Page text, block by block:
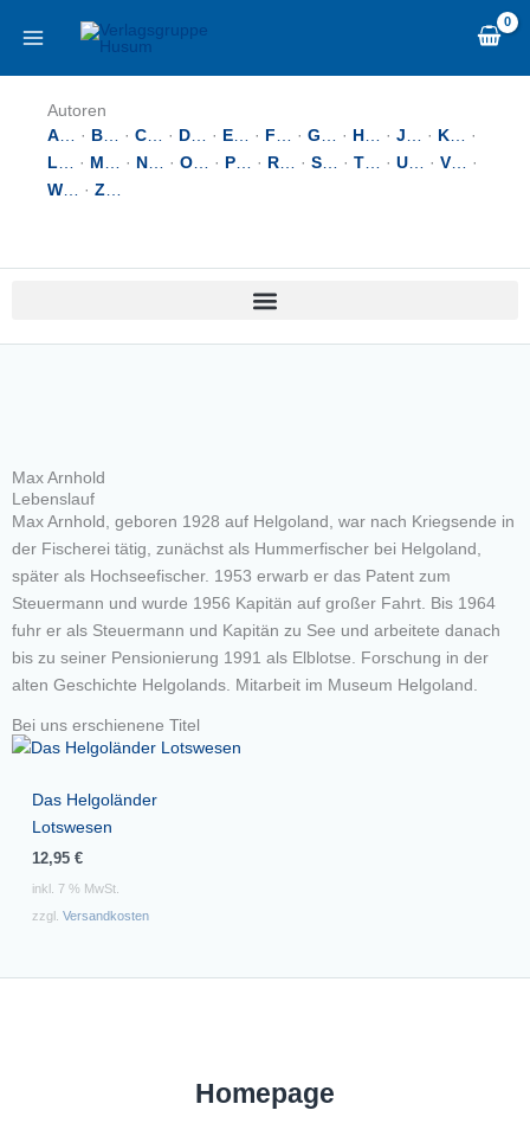
Inhalt
Autoren
A
· B · C · D · E · F · G · H · J · K
·
L
· M · N · O · P · R · S · T · U · V
·
W
· Z
Max Arnhold
Lebenslauf
Max Arnhold, geboren 1928 auf Helgoland, war nach Kriegsende in
der Fischerei tätig, zunächst als Hummerfischer bei Helgoland,
später als Hochseefischer. 1953 erwarb er das Patent zum
Steuermann und wurde 1956 Kapitän auf großer Fahrt. Bis 1964
fuhr er als Steuermann und Kapitän zu See und arbeitete danach
bis zu seiner Pensionierung 1991 als Elblotse. Forschung in der
alten Geschichte Helgolands. Mitarbeit im Museum Helgoland.
Bei uns erschienene Titel
Das Helgoländer
Lotswesen
12,95 €
inkl. 7 % MwSt.
zzgl. Versandkosten
Homepage